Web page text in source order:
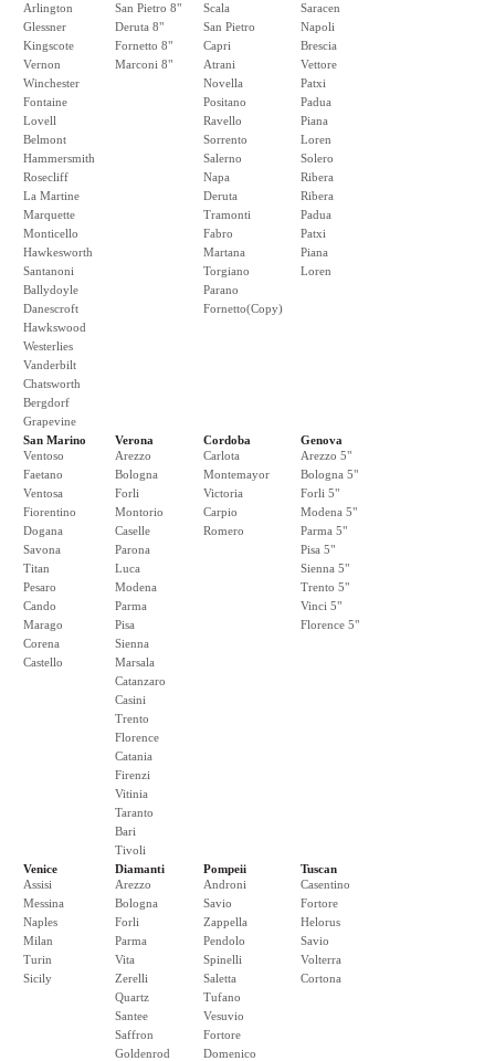
Arlington
Glessner
Kingscote
Vernon
Winchester
Fontaine
Lovell
Belmont
Hammersmith
Rosecliff
La Martine
Marquette
Monticello
Hawkesworth
Santanoni
Ballydoyle
Danescroft
Hawkswood
Westerlies
Vanderbilt
Chatsworth
Bergdorf
Grapevine
San Pietro 8"
Deruta 8"
Fornetto 8"
Marconi 8"
Scala
San Pietro
Capri
Atrani
Novella
Positano
Ravello
Sorrento
Salerno
Napa
Deruta
Tramonti
Fabro
Martana
Torgiano
Parano
Fornetto(Copy)
Saracen
Napoli
Brescia
Vettore
Patxi
Padua
Piana
Loren
Solero
Ribera
Ribera
Padua
Patxi
Piana
Loren
San Marino
Ventoso
Faetano
Ventosa
Fiorentino
Dogana
Savona
Titan
Pesaro
Cando
Marago
Corena
Castello
Verona
Arezzo
Bologna
Forli
Montorio
Caselle
Parona
Luca
Modena
Parma
Pisa
Sienna
Marsala
Catanzaro
Casini
Trento
Florence
Catania
Firenzi
Vitinia
Taranto
Bari
Tivoli
Cordoba
Carlota
Montemayor
Victoria
Carpio
Romero
Genova
Arezzo 5"
Bologna 5"
Forli 5"
Modena 5"
Parma 5"
Pisa 5"
Sienna 5"
Trento 5"
Vinci 5"
Florence 5"
Venice
Assisi
Messina
Naples
Milan
Turin
Sicily
Diamanti
Arezzo
Bologna
Forli
Parma
Vita
Zerelli
Quartz
Santee
Saffron
Goldenrod
Pompeii
Androni
Savio
Zappella
Pendolo
Spinelli
Saletta
Tufano
Vesuvio
Fortore
Domenico
Tuscan
Casentino
Fortore
Helorus
Savio
Volterra
Cortona